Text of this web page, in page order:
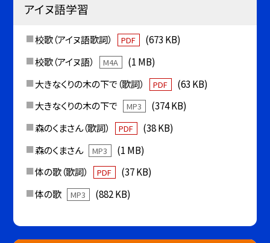
アイヌ語学習
校歌（アイヌ語歌詞） PDF
(673 KB)
校歌（アイヌ語）
M4A
(1 MB)
大きなくりの木の下で（歌詞）
PDF
(63 KB)
大きなくりの木の下で
MP3
(374 KB)
森のくまさん（歌詞）
PDF
(38 KB)
森のくまさん
MP3
(1 MB)
体の歌（歌詞）
PDF
(37 KB)
体の歌
MP3 (882 KB)